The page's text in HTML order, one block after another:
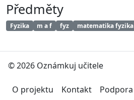
Předměty
Fyzika m a f fyz matematika fyzika
© 2026 Oznámkuj učitele
O projektu Kontakt Podpora